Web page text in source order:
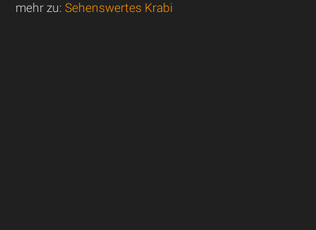
mehr zu:Sehenswertes Krabi